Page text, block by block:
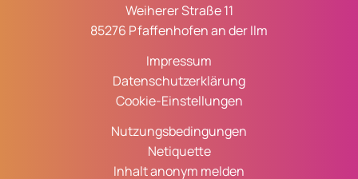
Weiherer Straße 11
85276 Pfaffenhofen an der Ilm
Impressum
Datenschutzerklärung
Cookie-Einstellungen
Nutzungsbedingungen
Netiquette
Inhalt anonym melden